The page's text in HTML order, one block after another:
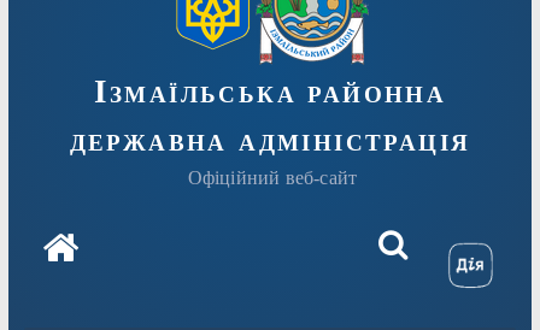
Ізмаїльська районна
державна адміністрація
Офіційний веб-сайт